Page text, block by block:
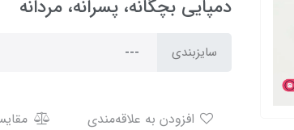
دمپایی بچگانه، پسرانه، مردانه
سایزبندی